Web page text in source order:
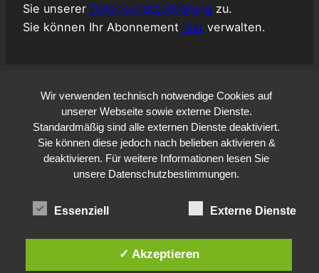
Sie unserer Datenschutzerklärung zu.
Sie können Ihr Abonnement hier verwalten.
Wir verwenden technisch notwendige Cookies auf
unserer Webseite sowie externe Dienste.
Standardmäßig sind alle externen Dienste deaktiviert.
Sie können diese jedoch nach belieben aktivieren &
deaktivieren. Für weitere Informationen lesen Sie
unsere Datenschutzbestimmungen.
Essenziell Externe Dienste
✓ Akzeptieren